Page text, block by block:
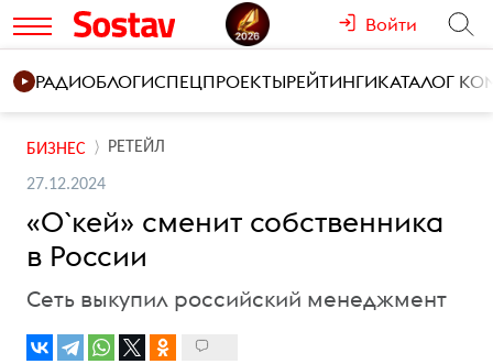
Войти
РАДИОБЛОГИСПЕЦПРОЕКТЫРЕЙТИНГИКАТАЛОГ
БИЗНЕС РЕТЕЙЛ
27.12.2024
«О`кей» сменит собственника
в России
Сеть выкупил российский менеджмент